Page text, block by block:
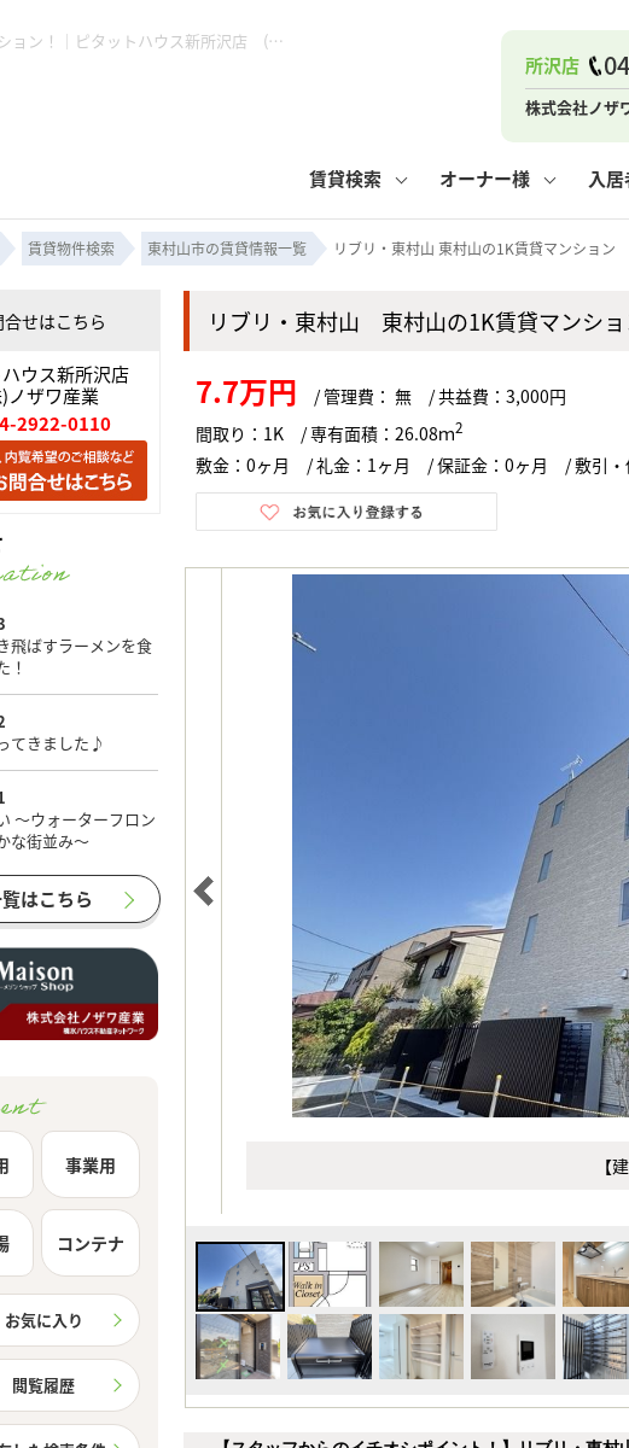
リブリ・東村山 東村山の1K賃貸マンション！｜ピタットハウス新所沢店 (株)ノザワ産業
所沢店
株式会社ノザ
賃貸検索
物件検索フォーム お気に入り 閲覧履歴
事業用物件 コンテナ
オーナー様
土地・空き家活用 空き家管理 管理物件一覧
入
ジTOP 入居中のマナー 住まいのトラブルQ&A
購入時の諸費用 購入までの流れ よくある質問
仲介手数料について 業者の選び方 媒介契約の種類
売却の流れ 高く売るポイント よくある質問
スタッフ紹介 お知らせ お客様の声 スタッフ
所沢店 ピタットハウス小手指店 ピタットハウス新所沢店
お住まいの解約手続き その他の問合せ
閲覧履歴
事業用物件 コンテナ
管理のご依頼
ジTOP 住まいのトラブルQ&Aよくある質問
媒介契約の種類
スタッ
所沢店 ピタットハウス小手指店
賃貸物件検索 東村山市の賃貸情報一覧 リブリ・東村山 東村山の1K賃貸マンション
リブリ・東村山 東村山の1K賃貸マンシ
7.7万円 / 管理費： 無 / 共益費：3,000円
間取り：1K / 専有面積：26.08ｍ2
敷金：0ヶ月 / 礼金：1ヶ月 / 保証金：0ヶ月 / 敷引・
【
合せはこちら
ハウス新所沢店
ノザワ産業
2922-0110
はこちら
事業用
コンテナ
お気に入り
閲覧履歴